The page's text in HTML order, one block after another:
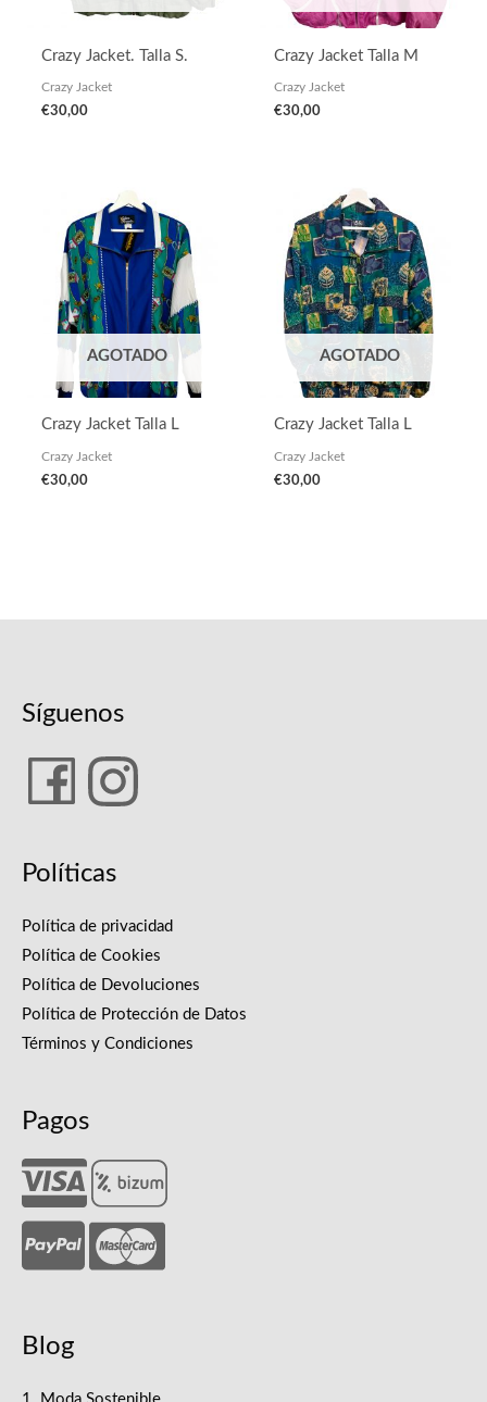
Crazy Jacket. Talla S.
Crazy Jacket
€30,00
Crazy Jacket Talla M
Crazy Jacket
€30,00
AGOTADO
Crazy Jacket Talla L
Crazy Jacket
€30,00
AGOTADO
Crazy Jacket Talla L
Crazy Jacket
€30,00
Síguenos
Políticas
Política de privacidad
Política de Cookies
Política de Devoluciones
Política de Protección de Datos
Términos y Condiciones
Pagos
Blog